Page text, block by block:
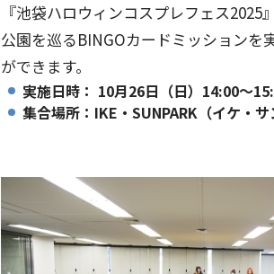
『池袋ハロウィンコスプレフェス
公園を巡るBINGOカードミッションを
ができます。
実施日時： 10月26日（日）14:00〜
集合場所：IKE・SUNPARK（イケ・サ